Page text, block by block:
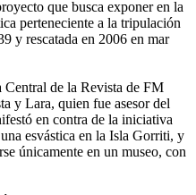
que busca exponer en la
perteneciente a la tripulación
y rescatada en 2006 en mar
de la Revista de FM
y Lara, quien fue asesor del
en contra de la iniciativa
esvástica en la Isla Gorriti, y
únicamente en un museo, con